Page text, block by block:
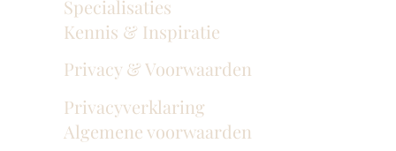
Specialisaties
Kennis & Inspiratie
Privacy & Voorwaarden
Privacyverklaring
Algemene voorwaarden